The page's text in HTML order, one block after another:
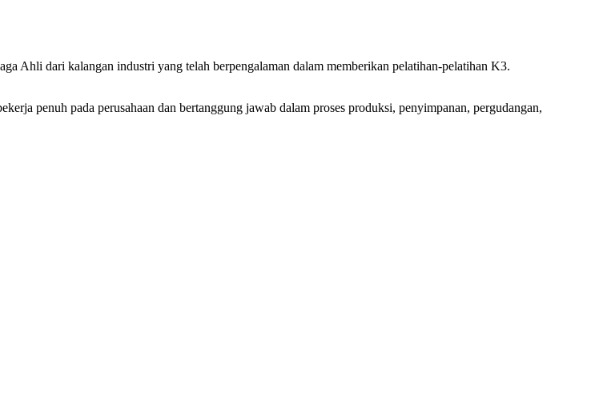
Ahli dari kalangan industri yang telah berpengalaman dalam memberikan pelatihan-pelatihan K3.
penuh pada perusahaan dan bertanggung jawab dalam proses produksi, penyimpanan, pergudangan,